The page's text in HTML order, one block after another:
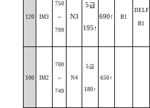
120 IM3
750
～
799
N3
5급
195↑
690↑ B1
DELF
B1
100 IM2
700
～
749
N4
5급
180↑
650↑